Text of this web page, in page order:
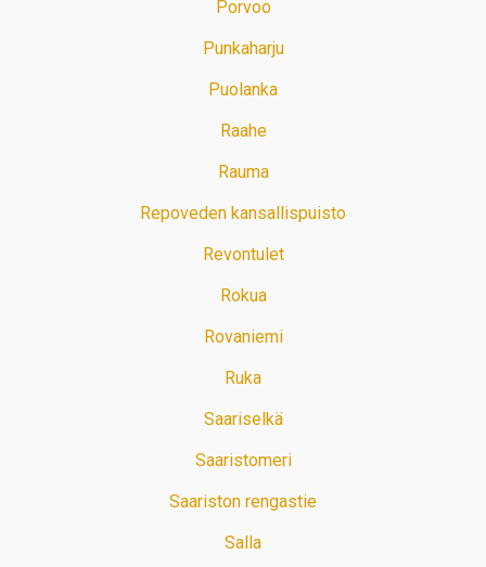
Porvoo
Punkaharju
Puolanka
Raahe
Rauma
Repoveden kansallispuisto
Revontulet
Rokua
Rovaniemi
Ruka
Saariselkä
Saaristomeri
Saariston rengastie
Salla